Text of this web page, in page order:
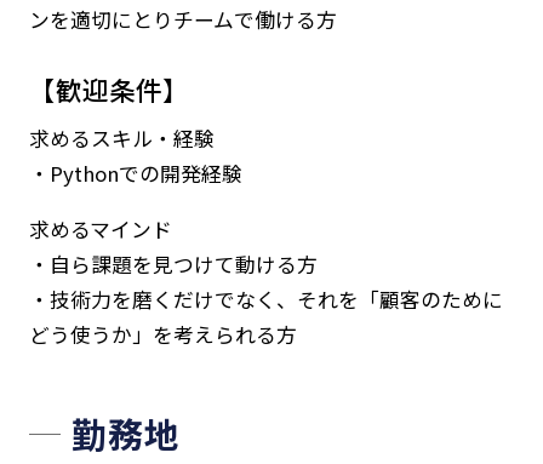
ンを適切にとりチームで働ける方
【歓迎条件】
求めるスキル・経験
・Pythonでの開発経験
求めるマインド
・自ら課題を見つけて動ける方
・技術力を磨くだけでなく、それを「顧客のために
どう使うか」を考えられる方
勤務地